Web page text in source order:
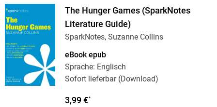
The Hunger Games (SparkNotes
Literature Guide)
SparkNotes, Suzanne Collins
eBook epub
Sprache: Englisch
Sofort lieferbar (Download)
3,99 €*